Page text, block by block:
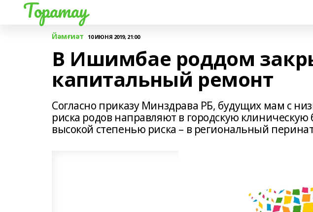
Торатау
Йәмғиәт 10 ИЮНЯ 2019, 21:00
В Ишимбае роддом
капитальный ремонт
Согласно приказу Минздрава РБ, будущих мам с
риска родов направляют в городскую
высокой степенью риска – в региональный